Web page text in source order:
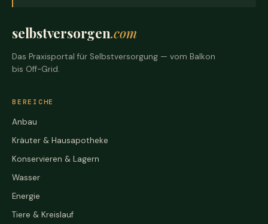
selbstversorgen.com
Das Praxisportal für Selbstversorgung — vom Balkon
bis Off-Grid.
BEREICHE
Anbau
Kräuter & Hausapotheke
Konservieren & Lagern
Wasser
Energie
Tiere & Kreislauf